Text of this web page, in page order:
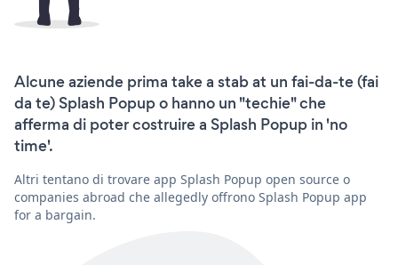
Alcune aziende prima take a stab at un fai-da-te (fai
da te) Splash Popup o hanno un "techie" che
afferma di poter costruire a Splash Popup in 'no
time'.
Altri tentano di trovare app Splash Popup open source o
companies abroad che allegedly offrono Splash Popup app
for a bargain.